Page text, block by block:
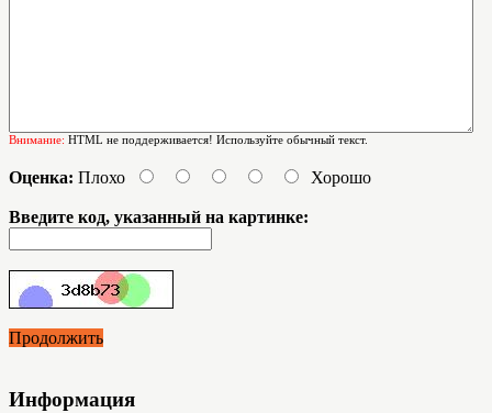
Внимание: HTML не поддерживается! Используйте обычный текст.
Оценка: Плохо Хорошо
Введите код, указанный на картинке:
Продолжить
Информация